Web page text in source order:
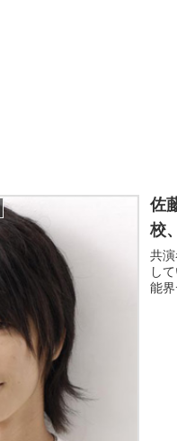
佐
校
共
し
能